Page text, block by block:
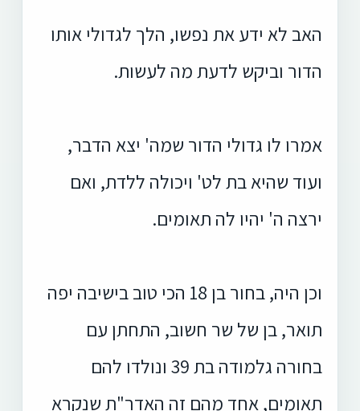
האב לא ידע את נפשו, הלך לגדולי אותו
הדור וביקש לדעת מה לעשות.
אמרו לו גדולי הדור שמה' יצא הדבר,
ועוד שהיא בת לט' ויכולה ללדת, ואם
ירצה ה' יהיו לה תאומים.
וכן היה, בחור בן 18 הכי טוב בישיבה יפה
תואר, בן של שר חשוב, התחתן עם
בחורה גלמודה בת 39 ונולדו להם
תאומים, אחד מהם זה האדר"ת שנקרא